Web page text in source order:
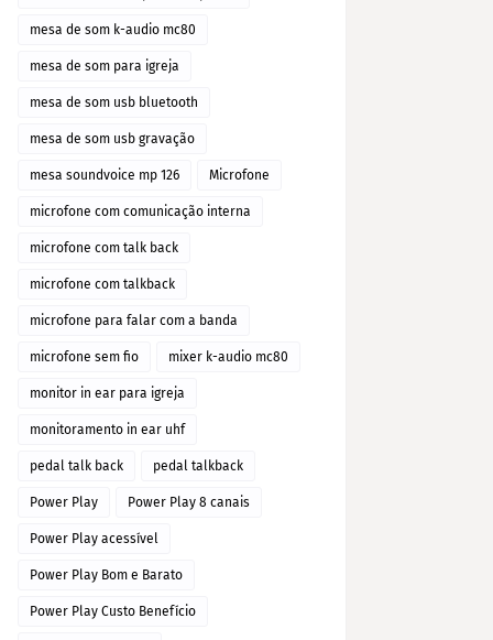
mesa de som k-audio mc80
mesa de som para igreja
mesa de som usb bluetooth
mesa de som usb gravação
mesa soundvoice mp 126 Microfone
microfone com comunicação interna
microfone com talk back
microfone com talkback
microfone para falar com a banda
microfone sem fio mixer k-audio mc80
monitor in ear para igreja
monitoramento in ear uhf
pedal talk back pedal talkback
Power Play Power Play 8 canais
Power Play acessível
Power Play Bom e Barato
Power Play Custo Benefício